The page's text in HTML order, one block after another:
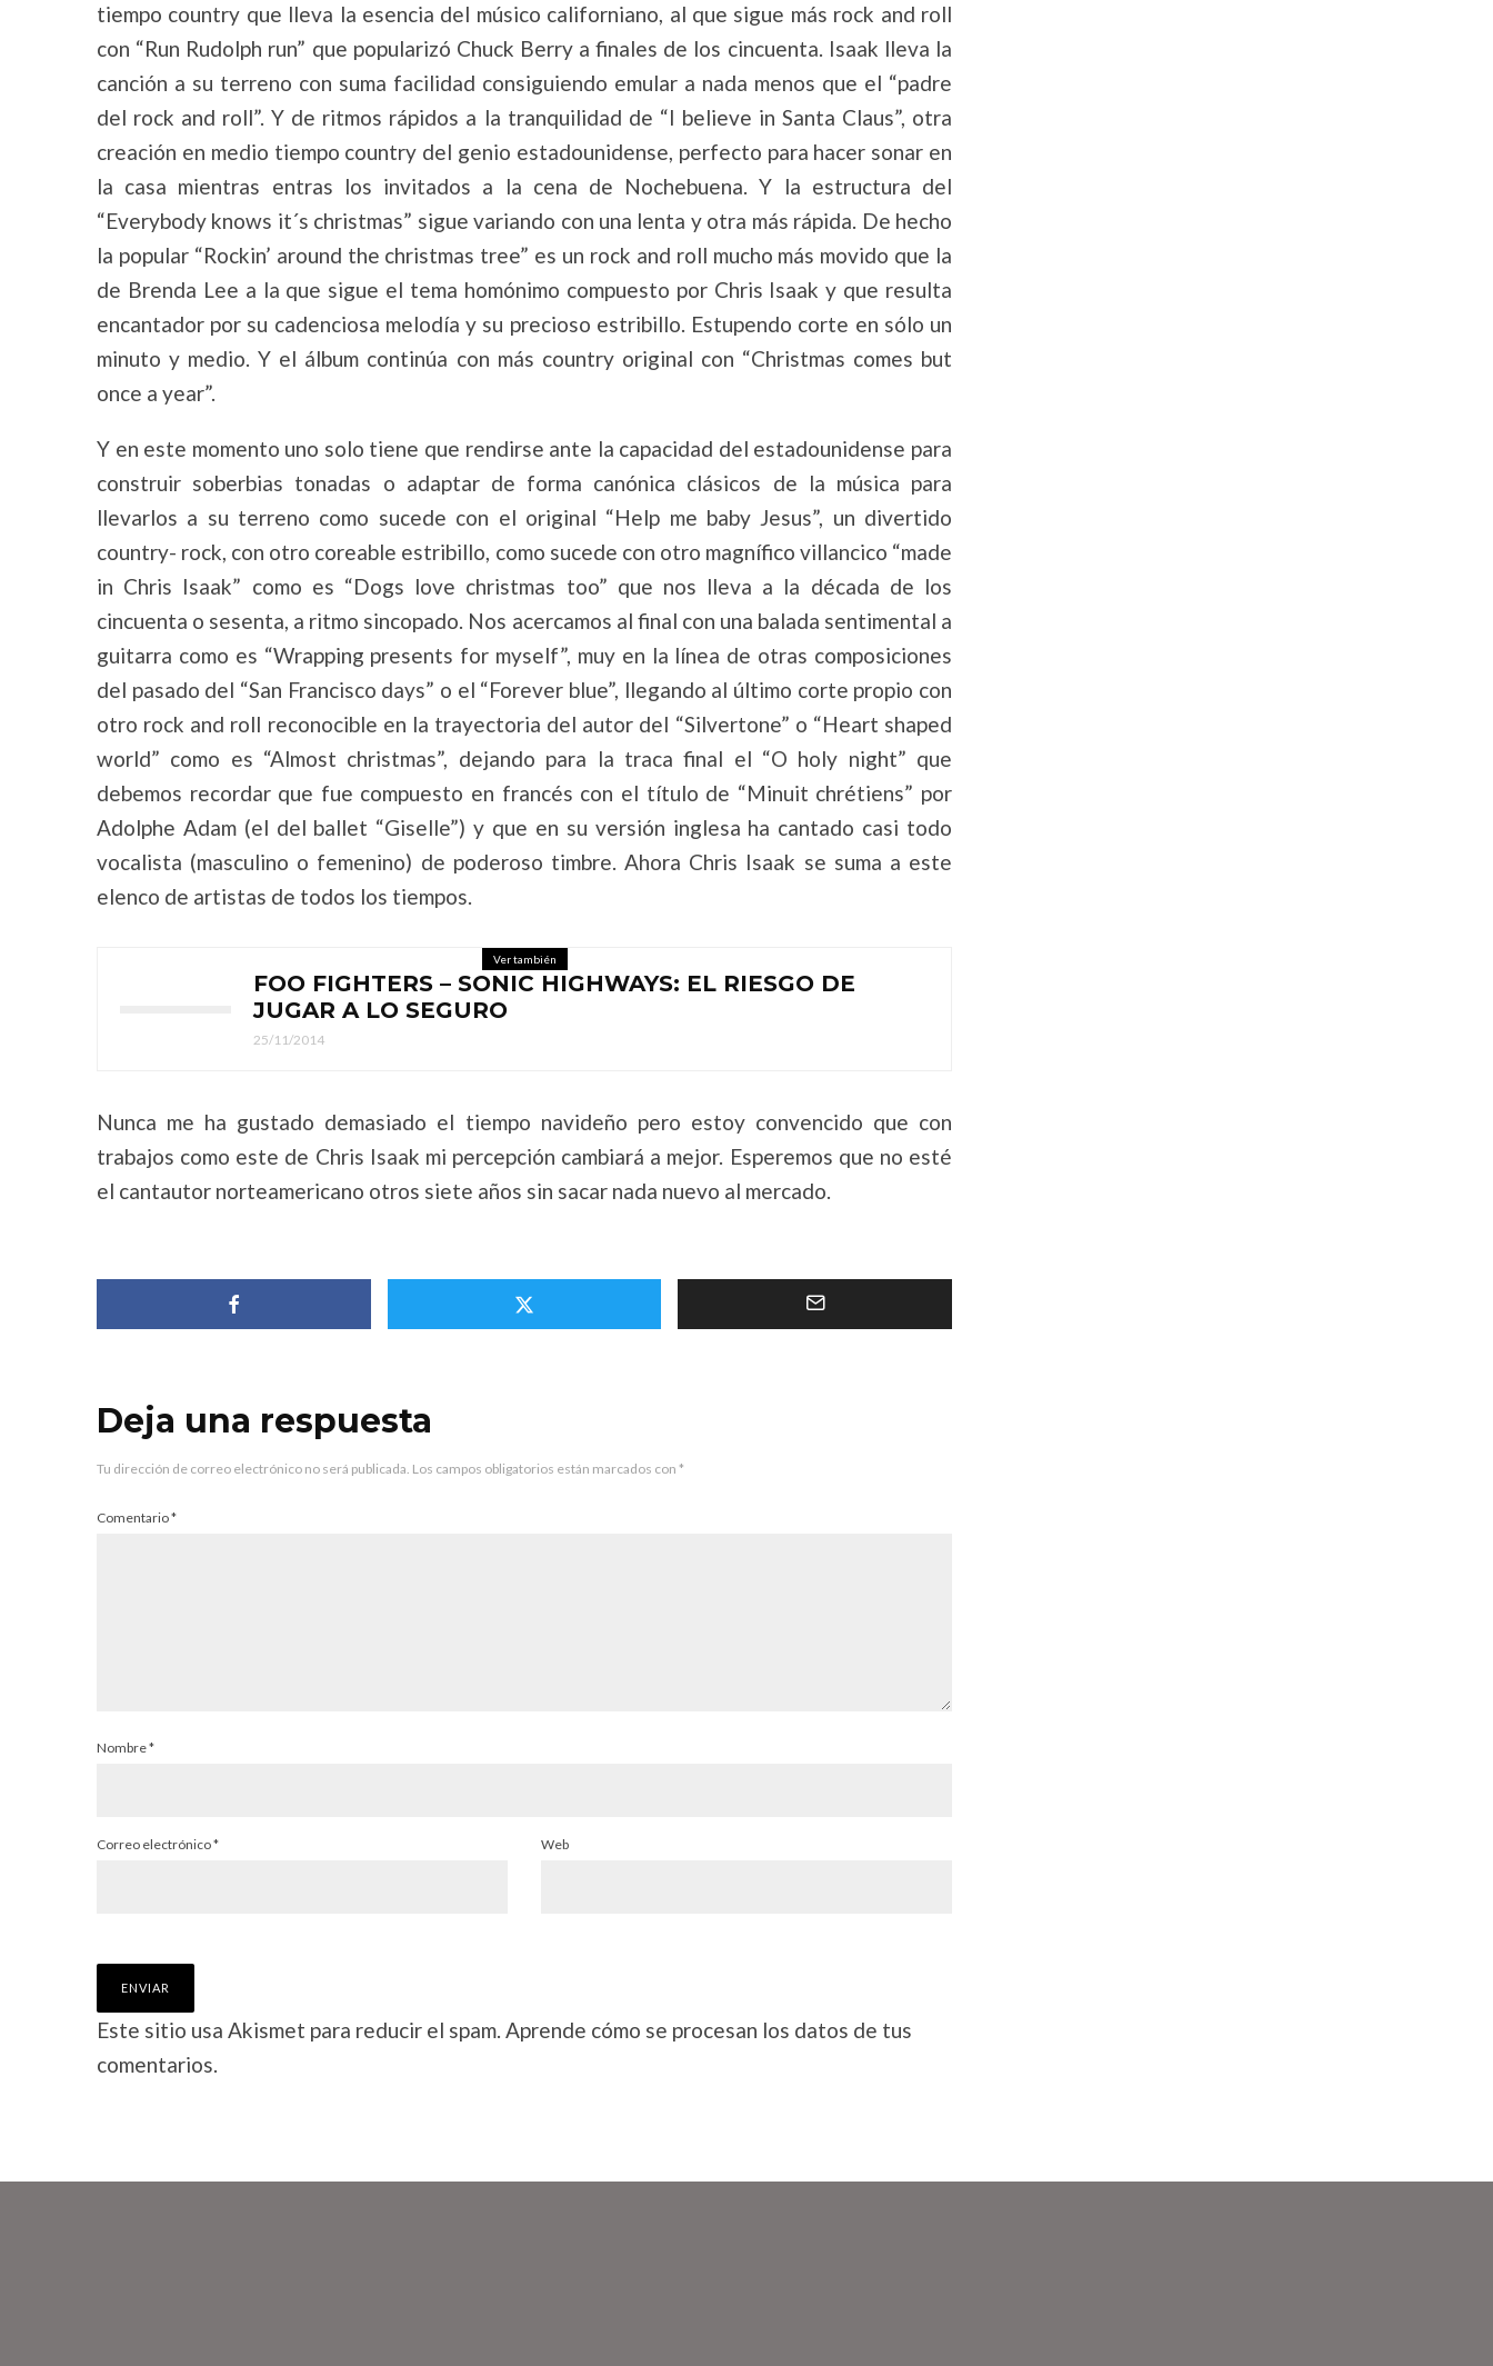
tiempo country que lleva la esencia del músico californiano, al que sigue más rock and roll
con “Run Rudolph run” que popularizó Chuck Berry a finales de los cincuenta. Isaak lleva la
canción a su terreno con suma facilidad consiguiendo emular a nada menos que el “padre
del rock and roll”. Y de ritmos rápidos a la tranquilidad de “I believe in Santa Claus”, otra
creación en medio tiempo country del genio estadounidense, perfecto para hacer sonar en
la casa mientras entras los invitados a la cena de Nochebuena. Y la estructura del
“Everybody knows it´s christmas” sigue variando con una lenta y otra más rápida. De hecho
la popular “Rockin’ around the christmas tree” es un rock and roll mucho más movido que la
de Brenda Lee a la que sigue el tema homónimo compuesto por Chris Isaak y que resulta
encantador por su cadenciosa melodía y su precioso estribillo. Estupendo corte en sólo un
minuto y medio. Y el álbum continúa con más country original con “Christmas comes but
once a year”.
Y en este momento uno solo tiene que rendirse ante la capacidad del estadounidense para
construir soberbias tonadas o adaptar de forma canónica clásicos de la música para
llevarlos a su terreno como sucede con el original “Help me baby Jesus”, un divertido
country- rock, con otro coreable estribillo, como sucede con otro magnífico villancico “made
in Chris Isaak” como es “Dogs love christmas too” que nos lleva a la década de los
cincuenta o sesenta, a ritmo sincopado. Nos acercamos al final con una balada sentimental a
guitarra como es “Wrapping presents for myself”, muy en la línea de otras composiciones
del pasado del “San Francisco days” o el “Forever blue”, llegando al último corte propio con
otro rock and roll reconocible en la trayectoria del autor del “Silvertone” o “Heart shaped
world” como es “Almost christmas”, dejando para la traca final el “O holy night” que
debemos recordar que fue compuesto en francés con el título de “Minuit chrétiens” por
Adolphe Adam (el del ballet “Giselle”) y que en su versión inglesa ha cantado casi todo
vocalista (masculino o femenino) de poderoso timbre. Ahora Chris Isaak se suma a este
elenco de artistas de todos los tiempos.
Ver también
FOO FIGHTERS – SONIC HIGHWAYS: EL RIESGO DE
JUGAR A LO SEGURO
25/11/2014
Nunca me ha gustado demasiado el tiempo navideño pero estoy convencido que con
trabajos como este de Chris Isaak mi percepción cambiará a mejor. Esperemos que no esté
el cantautor norteamericano otros siete años sin sacar nada nuevo al mercado.
Deja una respuesta
Tu dirección de correo electrónico no será publicada. Los campos obligatorios están marcados con *
Comentario*
Nombre*
Correo electrónico* Web
Este sitio usa Akismet para reducir el spam. Aprende cómo se procesan los datos de tus
comentarios.